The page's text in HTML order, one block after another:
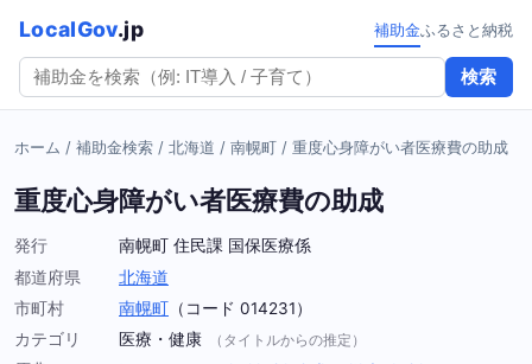
LocalGov.jp
検索
補助金ふるさと納税
ホーム / 補助金検索 / 北海道 / 南幌町 / 重度心身障がい者医療費の助成
重度心身障がい者医療費の助成
発行
南幌町 住民課 国保医療係
都道府県
北海道
市町村
南幌町 （コード 014231）
カテゴリ
医療・健康 （タイトルからの推定）